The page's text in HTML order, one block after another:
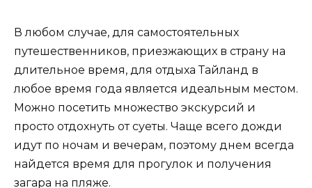
В любом случае, для самостоятельных
путешественников, приезжающих в страну на
длительное время, для отдыха Тайланд в
любое время года является идеальным местом.
Можно посетить множество экскурсий и
просто отдохнуть от суеты. Чаще всего дожди
идут по ночам и вечерам, поэтому днем всегда
найдется время для прогулок и получения
загара на пляже.